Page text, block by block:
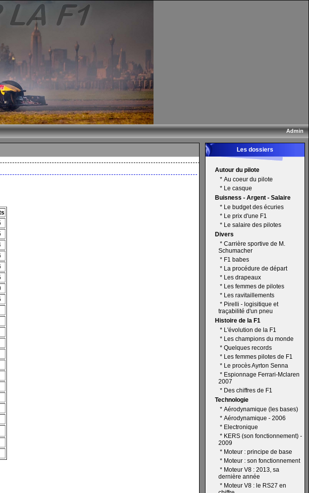
Admin
Les dossiers
Autour du pilote
* Au coeur du pilote
* Le casque
Buisness - Argent - Salaire
* Le budget des écuries
* Le prix d'une F1
* Le salaire des pilotes
Divers
* Carrière sportive de M.
Schumacher
* F1 babes
* La procédure de départ
* Les drapeaux
* Les femmes de pilotes
* Les ravitaillements
* Pirelli - logisitique et
traçabilité d'un pneu
Histoire de la F1
* L'évolution de la F1
* Les champions du monde
* Quelques records
* Les femmes pilotes de F1
* Le procès Ayrton Senna
* Espionnage Ferrari-Mclaren
2007
* Des chiffres de F1
Technologie
* Aérodynamique (les bases)
* Aérodynamique - 2006
* Electronique
* KERS (son fonctionnement) -
2009
* Moteur : principe de base
* Moteur : son fonctionnement
* Moteur V8 : 2013, sa
dernière année
* Moteur V8 : le RS27 en